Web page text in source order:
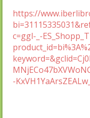
https://
c=ggl-_-
-